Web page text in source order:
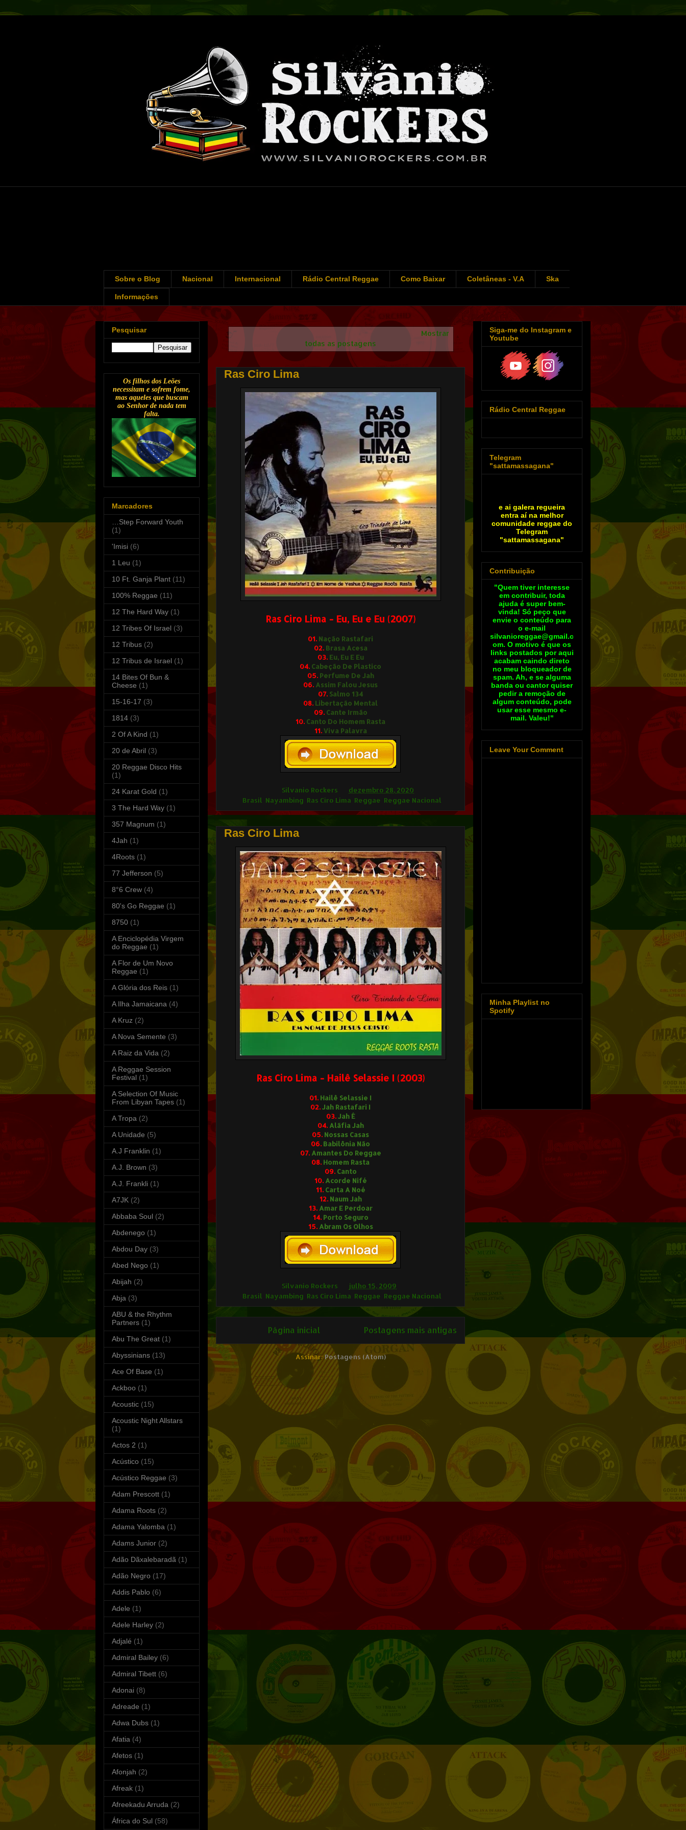
Sobre o Blog Nacional Internacional Rádio Central Reggae Como Baixar Coletâneas - V.A Ska
Informações
Mostrando postagens com marcador
Mostrar
todas as postagens
Ras Ciro Lima
Ras Ciro Lima - Eu, Eu e Eu (2007)
01. Nação Rastafari
02. Brasa Acesa
03. Eu, Eu E Eu
04. Cabeção De Plastico
05. Perfume De Jah
06. Assim Falou Jesus
07. Salmo 134
08. Libertação Mental
09. Cante Irmão
10. Canto Do Homem Rasta
11.Viva Palavra
Silvanio Rockers
dezembro 28, 2020
Brasil Nayambing Ras Ciro Lima Reggae Reggae Nacional
Ras Ciro Lima
Ras Ciro Lima - Hailê Selassie I (2003)
01. Hailê Selassie I
02.Jah Rastafari I
03.Jah É
04. Alãfia Jah
05. Nossas Casas
06. Babilônia Não
07. Amantes Do Reggae
08. Homem Rasta
09. Canto
10. Acorde Nifé
11. Carta A Noé
12. Naum Jah
13. Amar E Perdoar
14. Porto Seguro
15. Abram Os Olhos
Silvanio Rockers
julho 15, 2009
Brasil Nayambing Ras Ciro Lima Reggae Reggae Nacional
Postagens mais antigas
Página inicial
Assinar:Postagens (Atom)
Pesquisar
Os filhos dos Leões
necessitam e sofrem fome,
mas aqueles que buscam
ao Senhor de nada tem
falta.
Marcadores
…Step Forward Youth
(1)
'Imisi (6)
1 Leu (1)
10 Ft. Ganja Plant (11)
100% Reggae (11)
12 The Hard Way (1)
12 Tribes Of Israel (3)
12 Tribus (2)
12 Tribus de Israel (1)
14 Bites Of Bun &
Cheese (1)
15-16-17 (3)
1814 (3)
2 Of A Kind (1)
20 de Abril (3)
20 Reggae Disco Hits
(1)
24 Karat Gold (1)
3 The Hard Way (1)
357 Magnum (1)
4Jah (1)
4Roots (1)
77 Jefferson (5)
8°6 Crew (4)
80's Go Reggae (1)
8750 (1)
A Enciclopédia Virgem
do Reggae (1)
A Flor de Um Novo
Reggae (1)
A Glória dos Reis (1)
A Ilha Jamaicana (4)
A Kruz (2)
A Nova Semente (3)
A Raiz da Vida (2)
A Reggae Session
Festival (1)
A Selection Of Music
From Libyan Tapes (1)
A Tropa (2)
A Unidade (5)
A.J Franklin (1)
A.J. Brown (3)
A.J. Frankli (1)
A7JK (2)
Abbaba Soul (2)
Abdenego (1)
Abdou Day (3)
Abed Nego (1)
Abijah (2)
Abja (3)
ABU & the Rhythm
Partners (1)
Abu The Great (1)
Abyssinians (13)
Ace Of Base (1)
Ackboo (1)
Acoustic (15)
Acoustic Night Allstars
(1)
Actos 2 (1)
Acústico (15)
Acústico Reggae (3)
Adam Prescott (1)
Adama Roots (2)
Adama Yalomba (1)
Adams Junior (2)
Adão Dãxalebaradã (1)
Adão Negro (17)
Addis Pablo (6)
Adele (1)
Adele Harley (2)
Adjalé (1)
Admiral Bailey (6)
Admiral Tibett (6)
Adonai (8)
Adreade (1)
Adwa Dubs (1)
Afatia (4)
Afetos (1)
Afonjah (2)
Afreak (1)
Afreekadu Arruda (2)
África do Sul (58)
Siga-me do Instagram e
Youtube
Rádio Central Reggae
Telegram
"sattamassagana"
e ai galera regueira
entra aí na melhor
comunidade reggae do
Telegram
"sattamassagana"
Contribuição
"Quem tiver interesse
em contribuir, toda
ajuda é super bem-
vinda! Só peço que
envie o conteúdo para
o e-mail
silvanioreggae@gmail.c
om. O motivo é que os
links postados por aqui
acabam caindo direto
no meu bloqueador de
spam. Ah, e se alguma
banda ou cantor quiser
pedir a remoção de
algum conteúdo, pode
usar esse mesmo e-
mail. Valeu!"
Leave Your Comment
Minha Playlist no
Spotify